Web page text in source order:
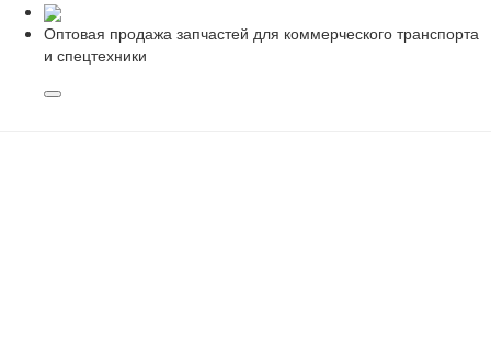
Оптовая продажа запчастей для коммерческого транспорта
и спецтехники